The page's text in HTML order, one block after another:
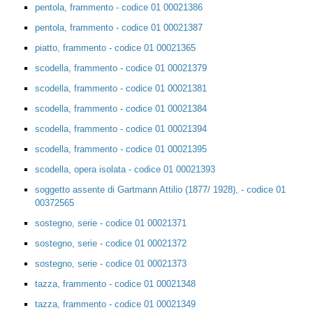
pentola, frammento - codice 01 00021386
pentola, frammento - codice 01 00021387
piatto, frammento - codice 01 00021365
scodella, frammento - codice 01 00021379
scodella, frammento - codice 01 00021381
scodella, frammento - codice 01 00021384
scodella, frammento - codice 01 00021394
scodella, frammento - codice 01 00021395
scodella, opera isolata - codice 01 00021393
soggetto assente di Gartmann Attilio (1877/ 1928), - codice 01
00372565
sostegno, serie - codice 01 00021371
sostegno, serie - codice 01 00021372
sostegno, serie - codice 01 00021373
tazza, frammento - codice 01 00021348
tazza, frammento - codice 01 00021349